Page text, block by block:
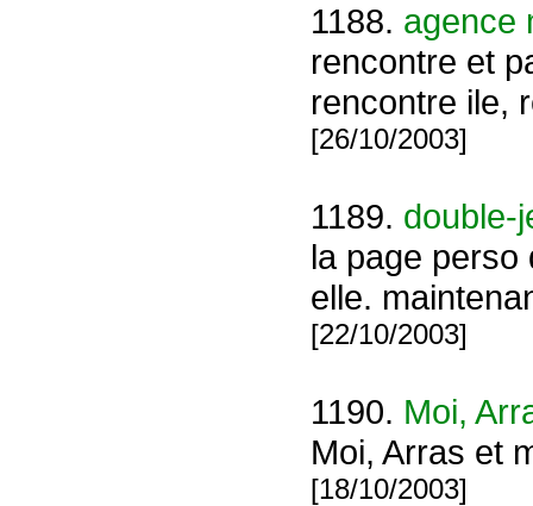
1188. agence
rencontre et
rencontre ile,
[26/10/2003]
1189. double-
la page
elle.
[22/10/2003]
1190. Moi,
Moi, Arras et
[18/10/2003]